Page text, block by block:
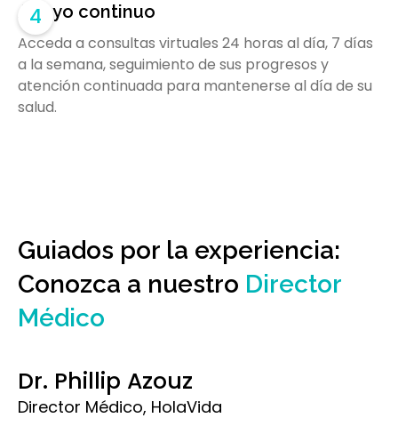
4
Apoyo continuo
Acceda a consultas virtuales 24 horas al día, 7 días
a la semana, seguimiento de sus progresos y
atención continuada para mantenerse al día de su
salud.
Guiados por la experiencia:
Conozca a nuestro Director
Médico
Dr. Phillip Azouz
Director Médico, HolaVida